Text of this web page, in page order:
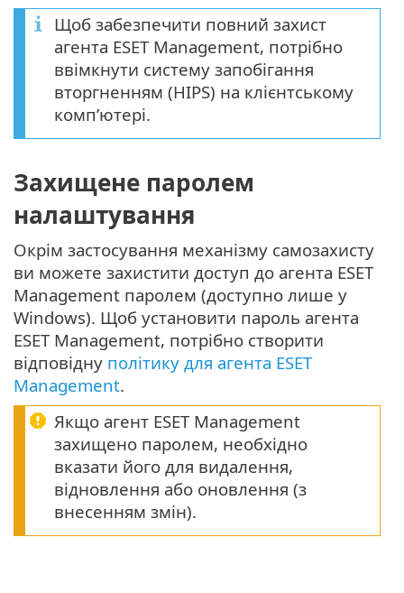
Щоб забезпечити повний захист
агента ESET Management, потрібно
ввімкнути систему запобігання
вторгненням (HIPS) на клієнтському
комп’ютері.
Захищене паролем
налаштування
Окрім застосування механізму самозахисту
ви можете захистити доступ до агента ESET
Management паролем (доступно лише у
Windows). Щоб установити пароль агента
ESET Management, потрібно створити
відповідну політику для агента ESET
Management.
Якщо агент ESET Management
захищено паролем, необхідно
вказати його для видалення,
відновлення або оновлення (з
внесенням змін).